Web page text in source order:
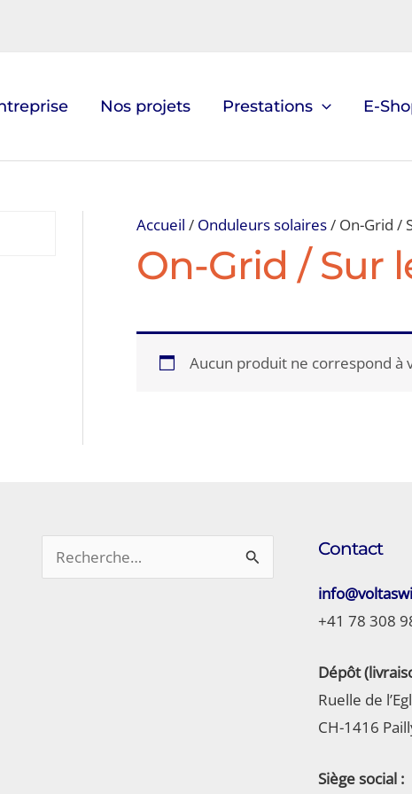
Nos projets Prestations E-
Accueil / Onduleurs solaires/ On-Grid /
On-Grid / Sur
Aucun produit ne correspond à
Rechercher : Contact
+41 78 308
Dépôt
Ruelle de
CH-1416
Siège social :